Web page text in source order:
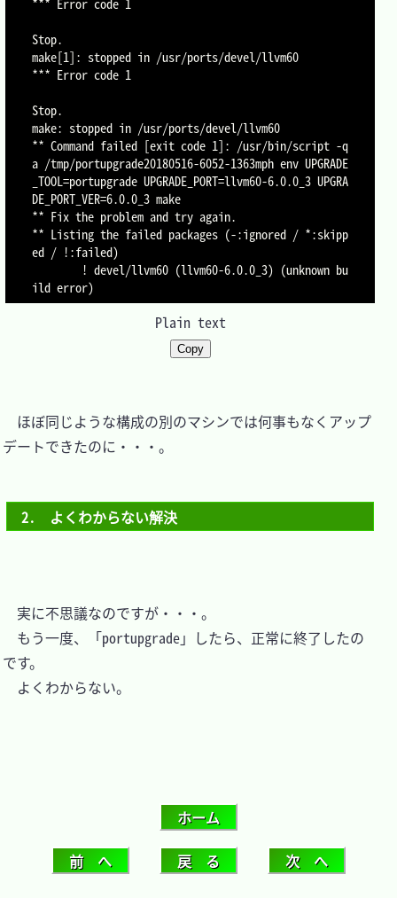
Stop.
make[1]: stopped in /usr/ports/devel/llvm60
*** Error code 1
Stop.
make: stopped in /usr/ports/devel/llvm60
** Command failed [exit code 1]: /usr/bin/script -q
a /tmp/portupgrade20180516-6052-1363mph env UPGRADE
_TOOL=portupgrade UPGRADE_PORT=llvm60-6.0.0_3 UPGRA
DE_PORT_VER=6.0.0_3 make
** Fix the problem and try again.
** Listing the failed packages (-:ignored / *:skipp
ed / !:failed)
Plain text
Copy
ほぼ同じような構成の別のマシンでは何事もなくアップ
デートできたのに・・・。
2.　よくわからない解決
実に不思議なのですが・・・。
もう一度、「portupgrade」したら、正常に終了したの
です。
よくわからない。